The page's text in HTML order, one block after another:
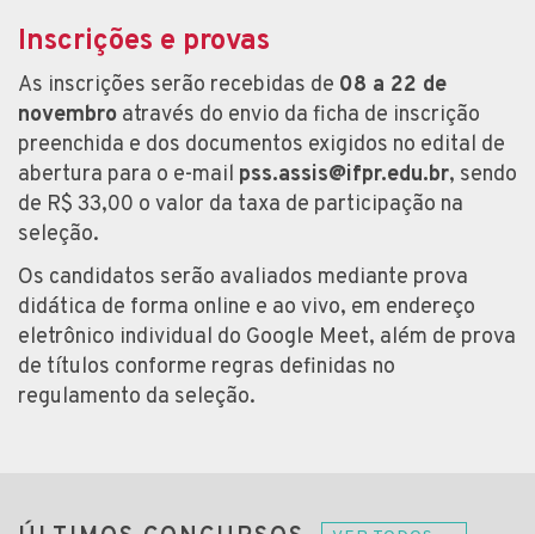
Inscrições e provas
As inscrições serão recebidas de 08 a 22 de
novembro através do envio da ficha de inscrição
preenchida e dos documentos exigidos no edital de
abertura para o e-mail pss.assis@ifpr.edu.br, sendo
de R$ 33,00 o valor da taxa de participação na
seleção.
Os candidatos serão avaliados mediante prova
didática de forma online e ao vivo, em endereço
eletrônico individual do Google Meet, além de prova
de títulos conforme regras definidas no
regulamento da seleção.